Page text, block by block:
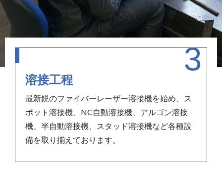
溶接工程
最新鋭のファイバーレーザー溶接機を始め、ス
ポット溶接機、NC自動溶接機、アルゴン溶接
機、半自動溶接機、スタッド溶接機など各種設
備を取り揃えております。